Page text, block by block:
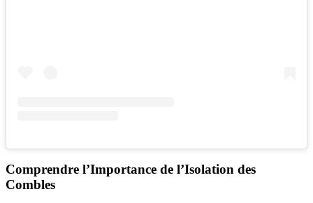
Comprendre l’Importance de l’Isolation des
Combles